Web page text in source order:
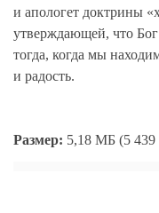
и апологет доктрины
утверждающей, что Бог
тогда, когда мы
и радость.
Размер: 5,18 МБ (5 439